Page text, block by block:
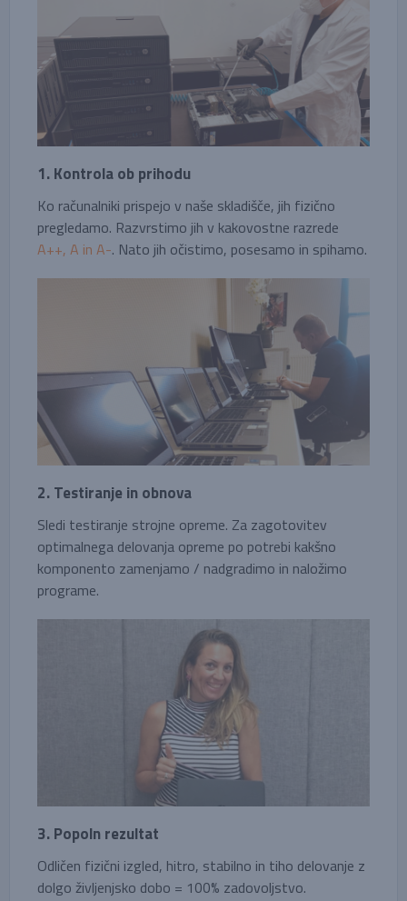
1. Kontrola ob prihodu
Ko računalniki prispejo v naše skladišče, jih fizično
pregledamo. Razvrstimo jih v kakovostne razrede
A++, A in A-. Nato jih očistimo, posesamo in spihamo.
2. Testiranje in obnova
Sledi testiranje strojne opreme. Za zagotovitev
optimalnega delovanja opreme po potrebi kakšno
komponento zamenjamo / nadgradimo in naložimo
programe.
3. Popoln rezultat
Odličen fizični izgled, hitro, stabilno in tiho delovanje z
dolgo življenjsko dobo = 100% zadovoljstvo.